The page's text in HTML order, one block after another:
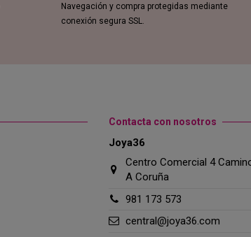
Navegación y compra protegidas mediante
conexión segura SSL.
Contacta con nosotros
Joya36
Centro Comercial 4
A Coruña
981 173 573
central@joya36.com